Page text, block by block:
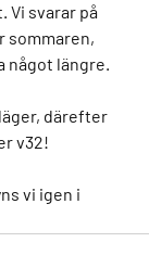
Vi svarar på
sommaren,
något längre.
därefter
v32!
vi igen i